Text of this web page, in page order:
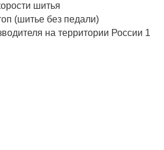
шитья
(шитье без педали)
на территории России 1